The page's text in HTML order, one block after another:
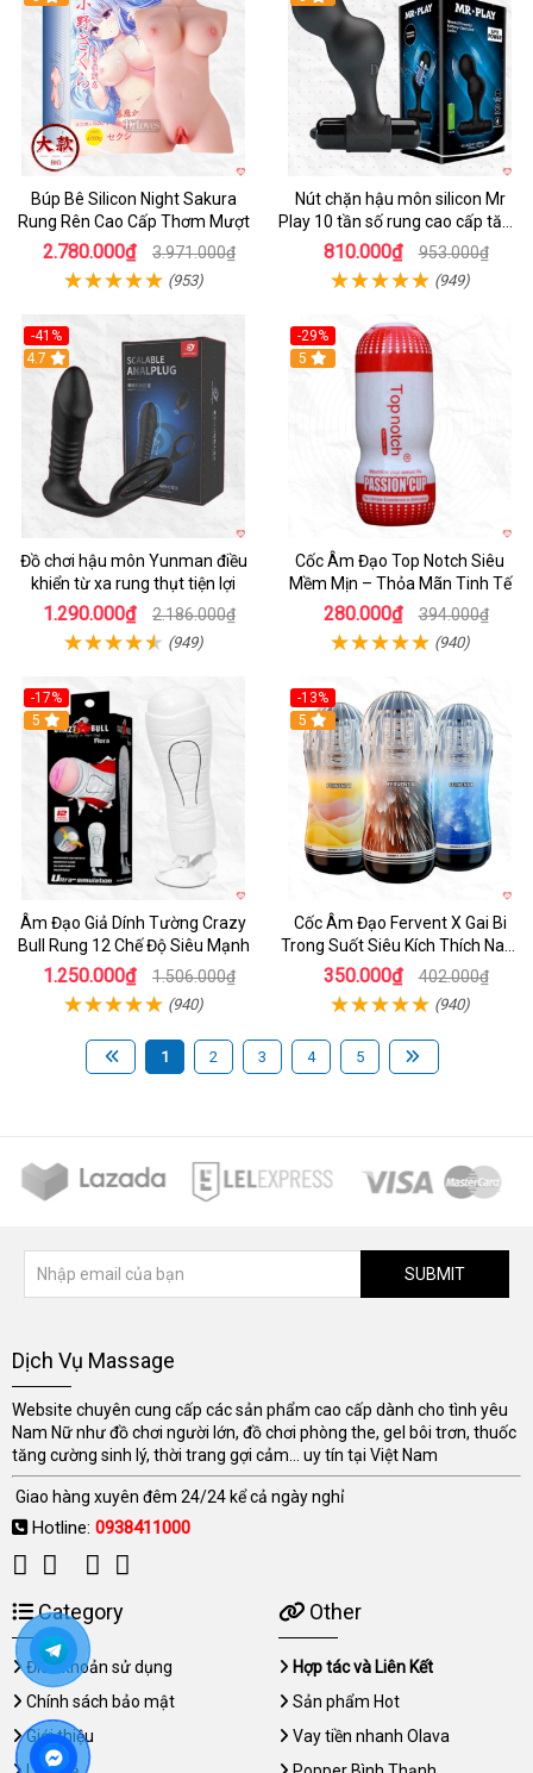
Búp Bê Silicon Night Sakura
Rung Rên Cao Cấp Thơm Mượt
2.780.000₫ 3.971.000₫
(953)
Nút chặn hậu môn silicon Mr
Play 10 tần số rung cao cấp tăng
khoái cảm
810.000₫ 953.000₫
(949)
-41%
Hot
4.7
Đồ chơi hậu môn Yunman điều
khiển từ xa rung thụt tiện lợi
1.290.000₫ 2.186.000₫
(949)
-29%
5
Cốc Âm Đạo Top Notch Siêu
Mềm Mịn – Thỏa Mãn Tinh Tế
280.000₫ 394.000₫
(940)
-17%
5
Âm Đạo Giả Dính Tường Crazy
Bull Rung 12 Chế Độ Siêu Mạnh
1.250.000₫ 1.506.000₫
(940)
-13%
Hot
5
Cốc Âm Đạo Fervent X Gai Bi
Trong Suốt Siêu Kích Thích Nam
Giới
350.000₫ 402.000₫
(940)
1 2 3 4 5
SUBMIT
Dịch Vụ Massage
Website chuyên cung cấp các sản phẩm cao cấp dành cho tình yêu
Nam Nữ như đồ chơi người lớn, đồ chơi phòng the, gel bôi trơn, thuốc
tăng cường sinh lý, thời trang gợi cảm... uy tín tại Việt Nam
Giao hàng xuyên đêm 24/24 kể cả ngày nghỉ
Hotline: 0938411000
Category
Điều khoản sử dụng
Chính sách bảo mật
Giới thiệu
Other
Hợp tác và Liên Kết
Sản phẩm Hot
Vay tiền nhanh Olava